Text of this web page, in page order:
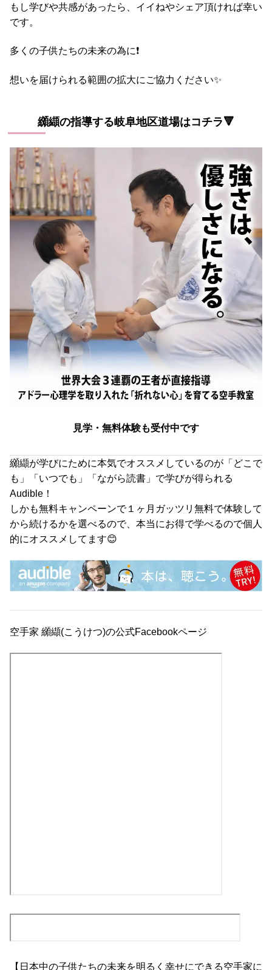
もし学びや共感があったら、イイねやシェア頂ければ幸い
です。
多くの子供たちの未来の為に❗
想いを届けられる範囲の拡大にご協力ください✨
纐纈の指導する岐阜地区道場はコチラ🔻
見学・無料体験も受付中です
纐纈が学びにために本気でオススメしているのが「どこで
も」「いつでも」「ながら読書」で学びが得られる
Audible！
しかも無料キャンペーンで１ヶ月ガッツリ無料で体験して
から続けるかを選べるので、本当にお得で学べるので個人
的にオススメしてます😊
空手家 纐纈(こうけつ)の公式Facebookページ
【日本中の子供たちの未来を明るく幸せにできる空手家に